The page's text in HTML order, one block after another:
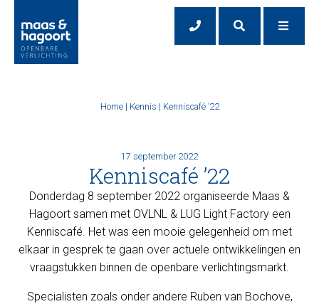
Home| Kennis | Kenniscafé ’22
17 september 2022
Kenniscafé ’22
Donderdag 8 september 2022 organiseerde Maas &
Hagoort samen met OVLNL & LUG Light Factory een
Kenniscafé. Het was een mooie gelegenheid om met
elkaar in gesprek te gaan over actuele ontwikkelingen en
vraagstukken binnen de openbare verlichtingsmarkt.
Specialisten zoals onder andere Ruben van Bochove,